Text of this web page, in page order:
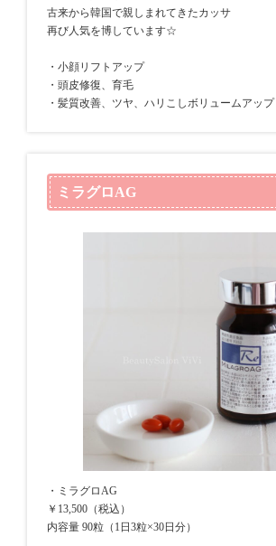
古来から韓国で親しまれてきたカッサ
再び人気を博しています☆
・小顔リフトアップ
・頭皮修復、育毛
・髪質改善、ツヤ、ハリこしボリュームアップ
ミラグロAG
・ミラグロAG
￥13,500（税込）
内容量 90粒（1日3粒×30日分）